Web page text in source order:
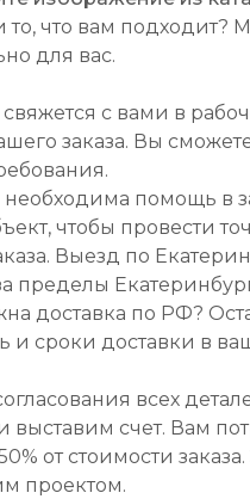
то, что вам подходит?
для вас.
с вами в
заказа. Вы
необходима помощь в
чтобы провести
Выезд по
пределы
доставка по РФ?
и сроки доставки в
всех
выставим счет. Вам
от стоимости
проектом.